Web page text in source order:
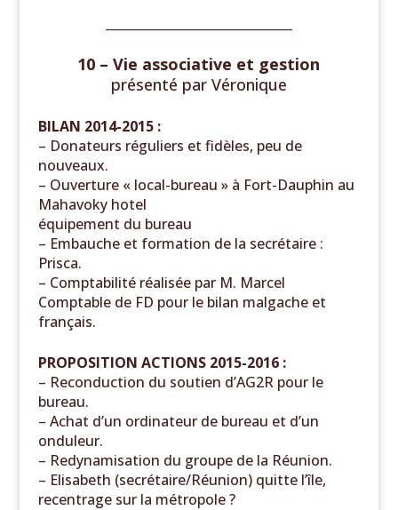
10 – Vie associative et gestion
présenté par Véronique
BILAN 2014-2015 :
– Donateurs réguliers et fidèles, peu de
nouveaux.
– Ouverture « local-bureau » à Fort-Dauphin au
Mahavoky hotel
équipement du bureau
– Embauche et formation de la secrétaire :
Prisca.
– Comptabilité réalisée par M. Marcel
Comptable de FD pour le bilan malgache et
français.
PROPOSITION ACTIONS 2015-2016 :
– Reconduction du soutien d’AG2R pour le
bureau.
– Achat d’un ordinateur de bureau et d’un
onduleur.
– Redynamisation du groupe de la Réunion.
– Elisabeth (secrétaire/Réunion) quitte l’île,
recentrage sur la métropole ?